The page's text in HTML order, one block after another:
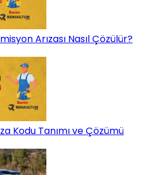
Arızası Nasıl Çözülür?
Kodu Tanımı ve Çözümü